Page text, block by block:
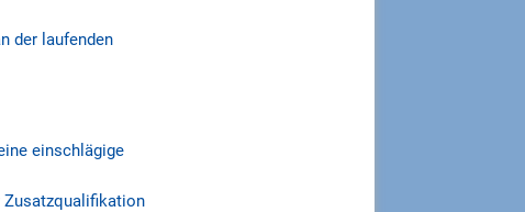
der laufenden
einschlägige
Zusatzqualifikation